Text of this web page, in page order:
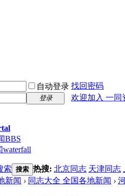
自动登录 找回密码
登录
欢迎加入 一同
BBS
waterfall
索 搜索 热搜: 北京同志 天津同志
新闻 › 同志大全 全国各地新闻 ›